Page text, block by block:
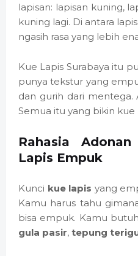
lapisan: lapisan kuning,
kuning lagi. Di antara
ngasih rasa yang lebih
Kue Lapis Surabaya itu
punya tekstur yang
dan gurih dari mentega.
Semua itu yang bikin kue
Rahasia
Lapis Empuk
Kunci kue lapis yang
Kamu harus tahu
bisa empuk. Kamu butuh
gula pasir, tepung